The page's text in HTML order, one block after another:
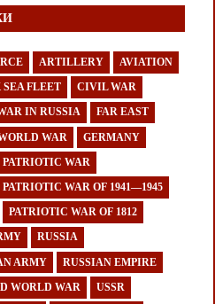
ARTILLERY AVIATION
FLEET CIVIL WAR
IN RUSSIA FAR EAST
WAR GERMANY
PATRIOTIC WAR
PATRIOTIC WAR OF 1941—1945
PATRIOTIC WAR OF 1812
RUSSIA
ARMY RUSSIAN EMPIRE
WORLD WAR USSR